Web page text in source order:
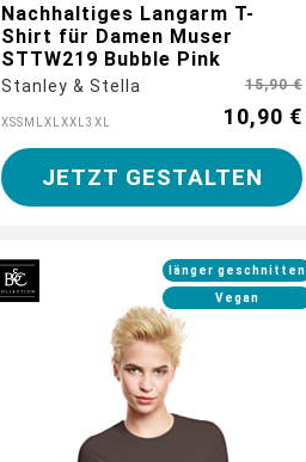
Nachhaltiges Langarm T-
Shirt für Damen Muser
STTW219 Bubble Pink
Stanley & Stella
XSS M XL XXL 3XL
15,90 €
10,90 €
JETZT GESTALTEN
länger geschnitten
Vegan